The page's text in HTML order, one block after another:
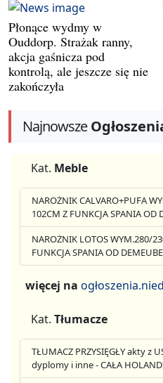
Płonące wydmy w
Ouddorp. Strażak ranny,
akcja gaśnicza pod
kontrolą, ale jeszcze się nie
zakończyła
Najnowsze
Kat. Meble
NAROŻNIK CALVARO+PUFA
102CM Z FUNKCJA SPANIA OD
NAROŻNIK LOTOS WYM.280/
FUNKCJA SPANIA OD
więcej na
Kat. Tłumacze
TŁUMACZ PRZYSIĘGŁY akty z
dyplomy i inne - CAŁA